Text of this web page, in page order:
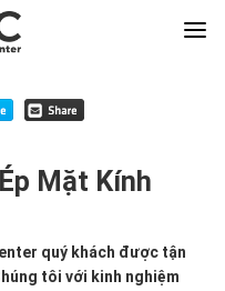
Mặt Kính
quý khách được tận
tôi với kinh nghiệm